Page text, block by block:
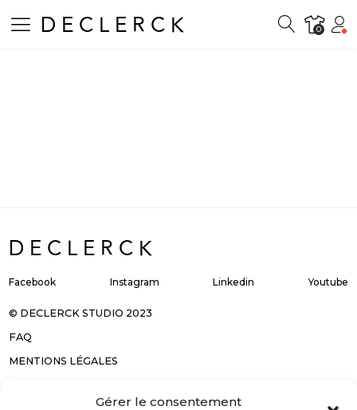
Gérer le consentement
DECLERCK 0
DECLERCK
© DECLERCK STUDIO 2023
FAQ
MENTIONS LÉGALES
Facebook Instagram Linkedin Youtube